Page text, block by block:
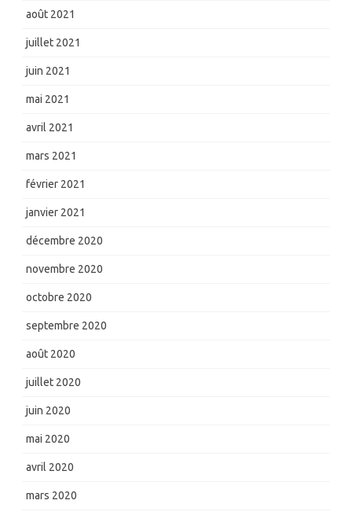
août 2021
juillet 2021
juin 2021
mai 2021
avril 2021
mars 2021
février 2021
janvier 2021
décembre 2020
novembre 2020
octobre 2020
septembre 2020
août 2020
juillet 2020
juin 2020
mai 2020
avril 2020
mars 2020